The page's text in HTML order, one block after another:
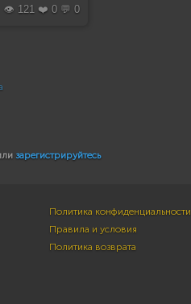
👁️ 121 ❤️ 0 💬 0
зарегистрируйтесь
Политика конфиденциальности
Правила и условия
Политика возврата